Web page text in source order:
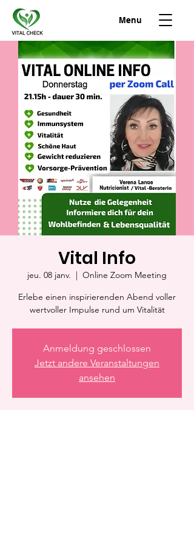
Menu
Vital Info
jeu. 08 janv.
  |
Online Zoom Meeting
Erlebe einen inspirierenden Abend voller
wertvoller Impulse rund um Vitalität
Anmeldung geschlossen
Jetzt andere Veranstaltungen
ansehen